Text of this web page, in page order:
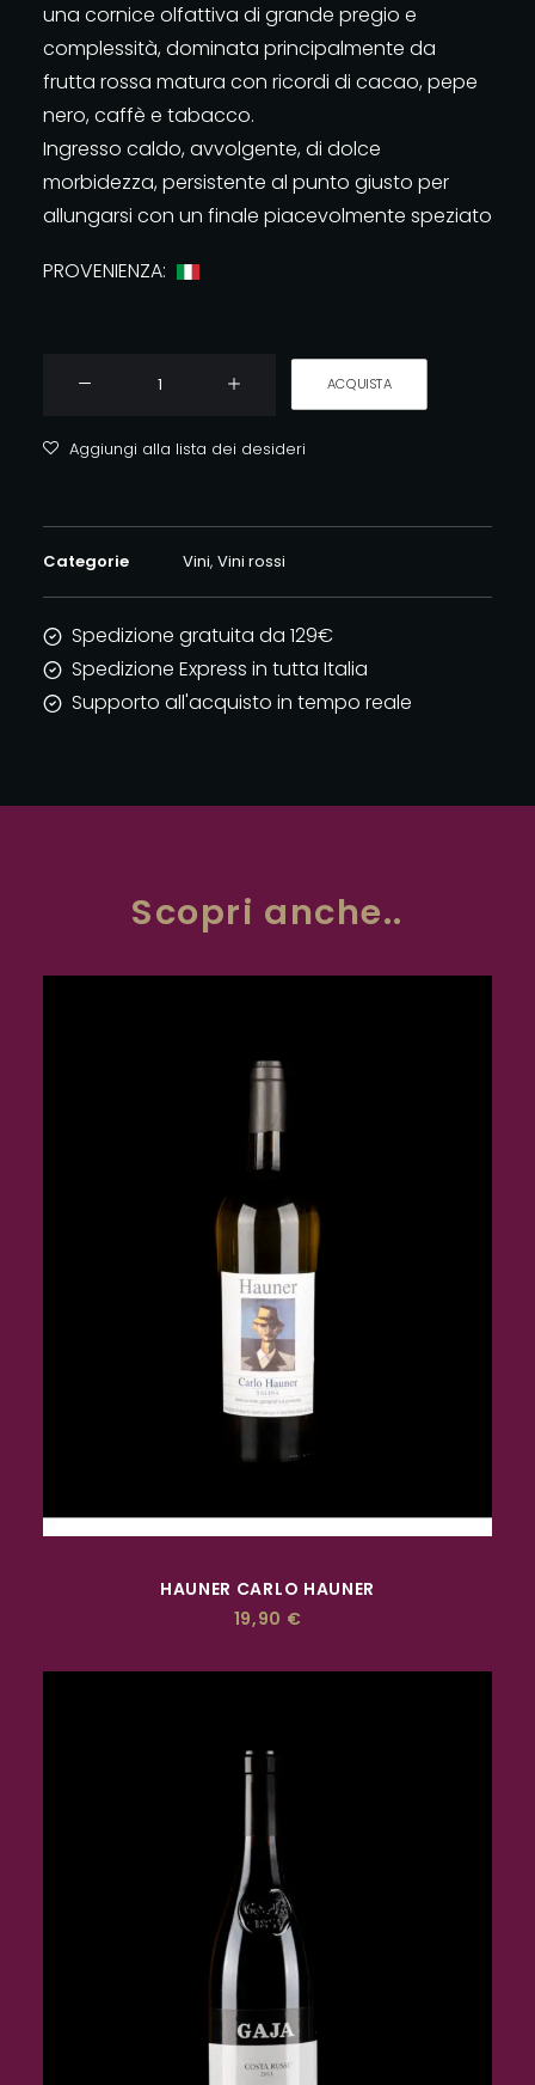
una cornice olfattiva di grande pregio e
complessità, dominata principalmente da
frutta rossa matura con ricordi di cacao, pepe
nero, caffè e tabacco.
Ingresso caldo, avvolgente, di dolce
morbidezza, persistente al punto giusto per
allungarsi con un finale piacevolmente speziato
PROVENIENZA:
DELLE
ACQUISTA
Aggiungi alla lista dei desideri
Categorie Vini, Vini rossi
Spedizione gratuita da 129€
Spedizione Express in tutta Italia
Supporto all'acquisto in tempo reale
Scopri anche..
HAUNER CARLO HAUNER
19,90 €